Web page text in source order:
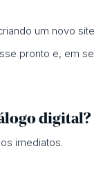
um novo
pronto e, em
digital?
imediatos.